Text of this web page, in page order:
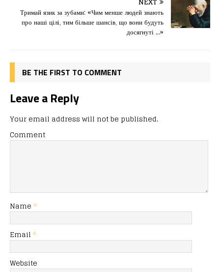
o
o
o
n
ис
я
Тримай язик за зубами: «Чим менше людей знають
про наші цілі, тим більше шансів, що вони будуть
досягнуті …»
BE THE FIRST TO COMMENT
Leave a Reply
Your email address will not be published.
Comment
Name *
Email *
Website